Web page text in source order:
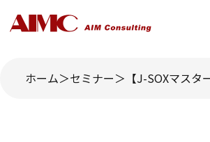
ホーム セミナー 【J-SOXマス